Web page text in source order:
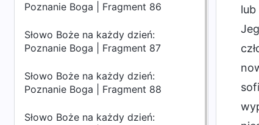
Poznanie Boga | Fragment 86
Słowo Boże na każdy dzień:
Poznanie Boga | Fragment 87
Słowo Boże na każdy dzień:
Poznanie Boga | Fragment 88
Słowo Boże na każdy dzień: